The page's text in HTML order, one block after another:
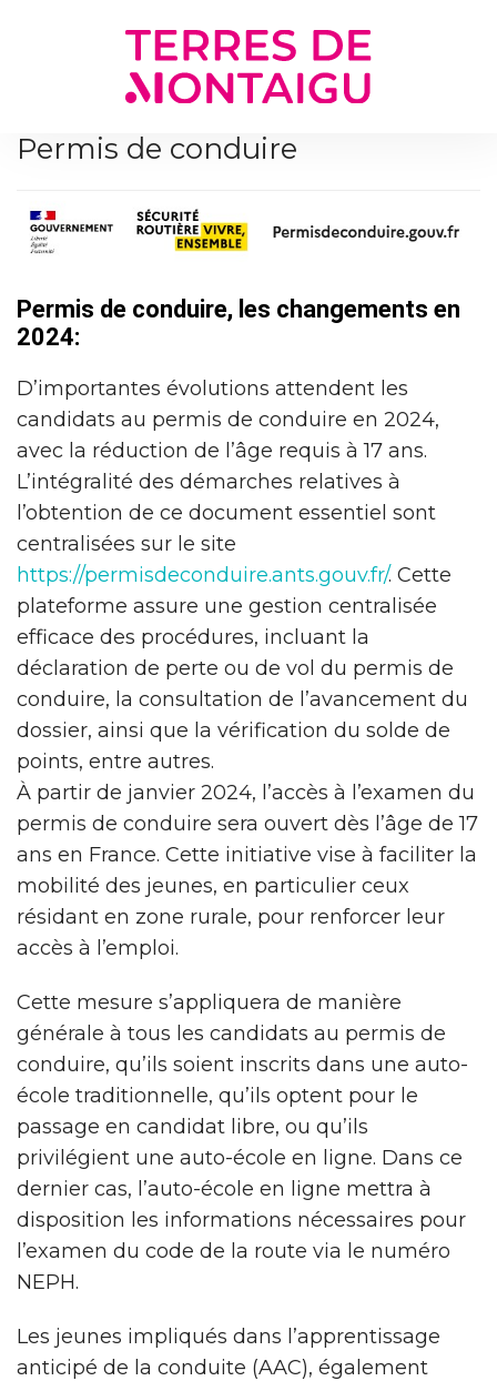
Permis de conduire
Permis de conduire, les changements en
2024:
D’importantes évolutions attendent les
candidats au permis de conduire en 2024,
avec la réduction de l’âge requis à 17 ans.
L’intégralité des démarches relatives à
l’obtention de ce document essentiel sont
centralisées sur le site
https://permisdeconduire.ants.gouv.fr/. Cette
plateforme assure une gestion centralisée
efficace des procédures, incluant la
déclaration de perte ou de vol du permis de
conduire, la consultation de l’avancement du
dossier, ainsi que la vérification du solde de
points, entre autres.
À partir de janvier 2024, l’accès à l’examen du
permis de conduire sera ouvert dès l’âge de 17
ans en France. Cette initiative vise à faciliter la
mobilité des jeunes, en particulier ceux
résidant en zone rurale, pour renforcer leur
accès à l’emploi.
Cette mesure s’appliquera de manière
générale à tous les candidats au permis de
conduire, qu’ils soient inscrits dans une auto-
école traditionnelle, qu’ils optent pour le
passage en candidat libre, ou qu’ils
privilégient une auto-école en ligne. Dans ce
dernier cas, l’auto-école en ligne mettra à
disposition les informations nécessaires pour
l’examen du code de la route via le numéro
NEPH.
Les jeunes impliqués dans l’apprentissage
anticipé de la conduite (AAC), également